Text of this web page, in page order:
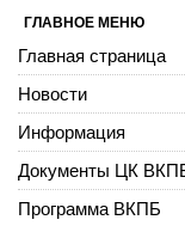
ГЛАВНОЕ МЕНЮ
Главная страница
Новости
Информация
Документы ЦК
Программа ВКПБ